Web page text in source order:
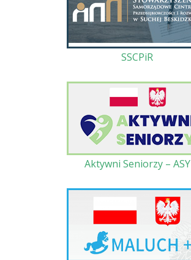
SSCPiR
Aktywni Seniorzy – ASY